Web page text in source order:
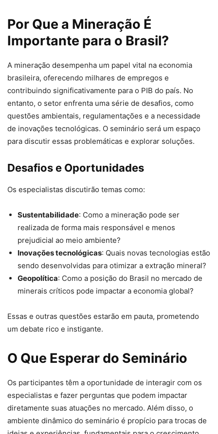
Por Que a Mineração É
Importante para o Brasil?
A mineração desempenha um papel vital na economia
brasileira, oferecendo milhares de empregos e
contribuindo significativamente para o PIB do país. No
entanto, o setor enfrenta uma série de desafios, como
questões ambientais, regulamentações e a necessidade
de inovações tecnológicas. O seminário será um espaço
para discutir essas problemáticas e explorar soluções.
Desafios e Oportunidades
Os especialistas discutirão temas como:
Sustentabilidade: Como a mineração pode ser
realizada de forma mais responsável e menos
prejudicial ao meio ambiente?
Inovações tecnológicas: Quais novas tecnologias estão
sendo desenvolvidas para otimizar a extração mineral?
Geopolítica: Como a posição do Brasil no mercado de
minerais críticos pode impactar a economia global?
Essas e outras questões estarão em pauta, prometendo
um debate rico e instigante.
O Que Esperar do Seminário
Os participantes têm a oportunidade de interagir com os
especialistas e fazer perguntas que podem impactar
diretamente suas atuações no mercado. Além disso, o
ambiente dinâmico do seminário é propício para trocas de